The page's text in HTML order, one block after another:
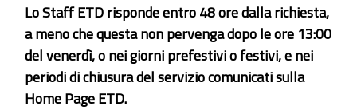
Lo Staff ETD risponde entro 48 ore dalla richiesta,
a meno che questa non pervenga dopo le ore 13:00
del venerdì, o nei giorni prefestivi o festivi, e nei
periodi di chiusura del servizio comunicati sulla
Home Page ETD.